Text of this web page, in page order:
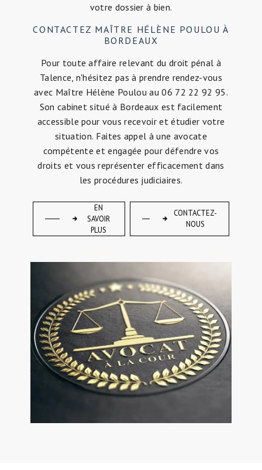
votre dossier à bien.
CONTACTEZ MAÎTRE HÉLÈNE POULOU À
BORDEAUX
Pour toute affaire relevant du droit pénal à
Talence, n'hésitez pas à prendre rendez-vous
avec Maître Hélène Poulou au 06 72 22 92 95.
Son cabinet situé à Bordeaux est facilement
accessible pour vous recevoir et étudier votre
situation. Faites appel à une avocate
compétente et engagée pour défendre vos
droits et vous représenter efficacement dans
les procédures judiciaires.
EN
SAVOIR
PLUS
CONTACTEZ-
NOUS